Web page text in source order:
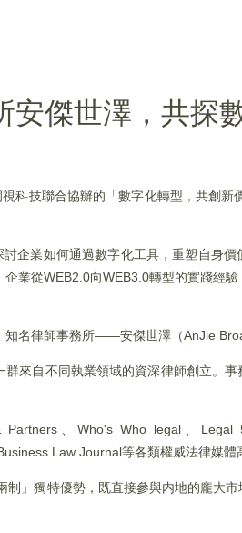
傑世澤，共探
科技聯合協辦的「數字化轉型，共創
企業如何通過數字化工具，重塑自身
業從WEB2.0向WEB3.0轉型的實踐經
名律師事務所——安傑世澤（AnJie
來自不同執業領域的資深律師創立。
、Who's Who legal、Legal
Law Journal等各類權威法律媒體
」獨特優勢，既直接參與内地的龐大